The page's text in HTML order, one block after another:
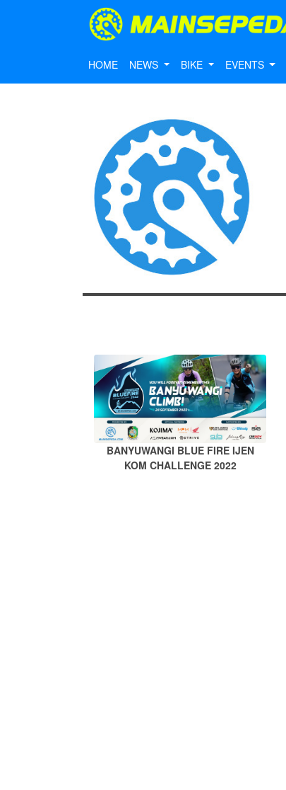
HOME NEWS BIKE EVENTS
BANYUWANGI BLUE FIRE IJEN
KOM CHALLENGE 2022